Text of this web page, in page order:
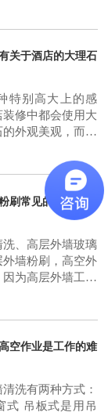
关于酒店的大理石
特别高大上的感
修中都会使用大
外观美观，而且
以现在广泛的使
中。但是酒店大理
刷常见的几种清洁
、高层外墙玻璃
墙粉刷，高空外
为高层外墙工程
复杂性，所以这
空作业是工作的难
洗有两种方式：
式 吊板式是用吊